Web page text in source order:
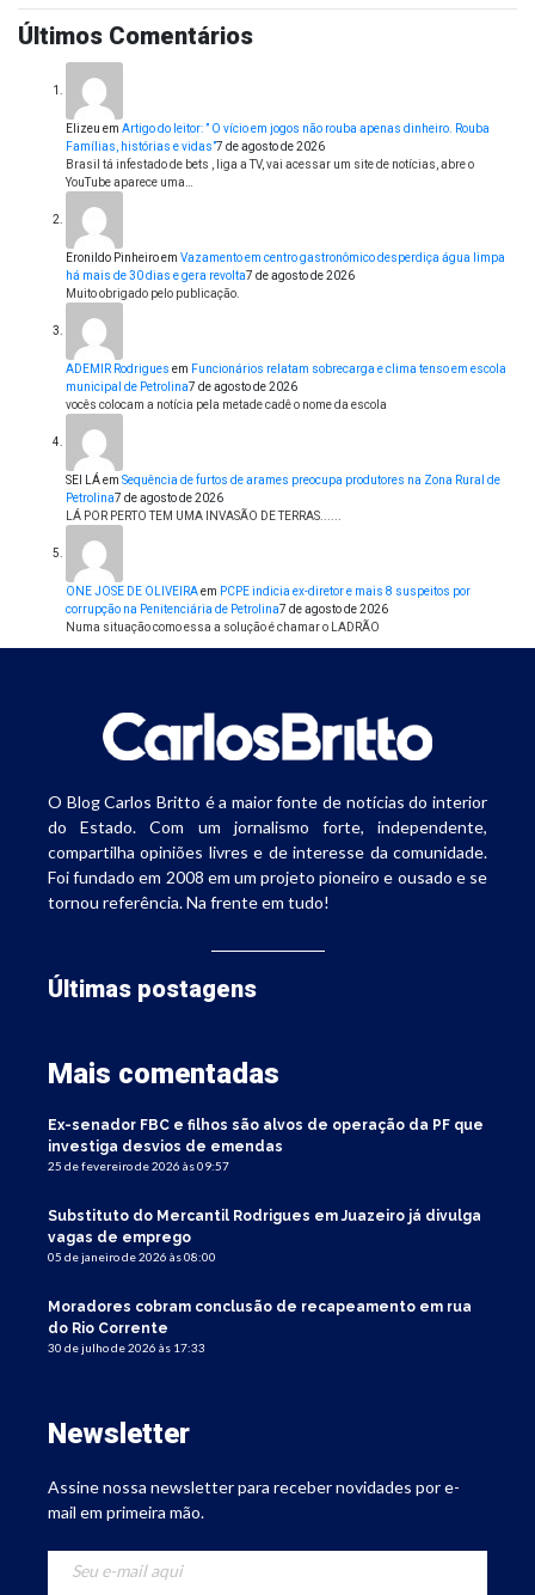
Últimos Comentários
Elizeu em Artigo do leitor: ” O vício em jogos não rouba apenas dinheiro. Rouba
Famílias, histórias e vidas”7 de agosto de 2026
Brasil tá infestado de bets , liga a TV, vai acessar um site de notícias, abre o
YouTube aparece uma…
Eronildo Pinheiroem Vazamento em centro gastronômico desperdiça água limpa
há mais de 30 dias e gera revolta7 de agosto de 2026
Muito obrigado pelo publicação.
ADEMIR Rodrigues em Funcionários relatam sobrecarga e clima tenso em escola
municipal de Petrolina7 de agosto de 2026
vocês colocam a notícia pela metade cadê o nome da escola
SEI LÁem Sequência de furtos de arames preocupa produtores na Zona Rural de
Petrolina7 de agosto de 2026
LÁ POR PERTO TEM UMA INVASÃO DE TERRAS......
ONE JOSE DE OLIVEIRAem PCPE indicia ex-diretor e mais 8 suspeitos por
corrupção na Penitenciária de Petrolina7 de agosto de 2026
Numa situação como essa a solução é chamar o LADRÃO
O Blog Carlos Britto é a maior fonte de notícias do interior
do Estado. Com um jornalismo forte, independente,
compartilha opiniões livres e de interesse da comunidade.
Foi fundado em 2008 em um projeto pioneiro e ousado e se
tornou referência. Na frente em tudo!
Últimas postagens
Mais comentadas
Ex-senador FBC e filhos são alvos de operação da PF que
investiga desvios de emendas
25 de fevereiro de 2026 às 09:57
Substituto do Mercantil Rodrigues em Juazeiro já divulga
vagas de emprego
05 de janeiro de 2026 às 08:00
Moradores cobram conclusão de recapeamento em rua
do Rio Corrente
30 de julho de 2026 às 17:33
Newsletter
Assine nossa newsletter para receber novidades por e-
mail em primeira mão.